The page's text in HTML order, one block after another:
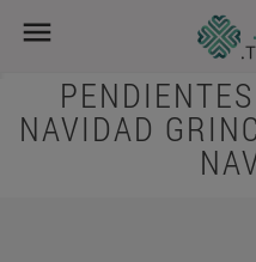

NAVIDAD